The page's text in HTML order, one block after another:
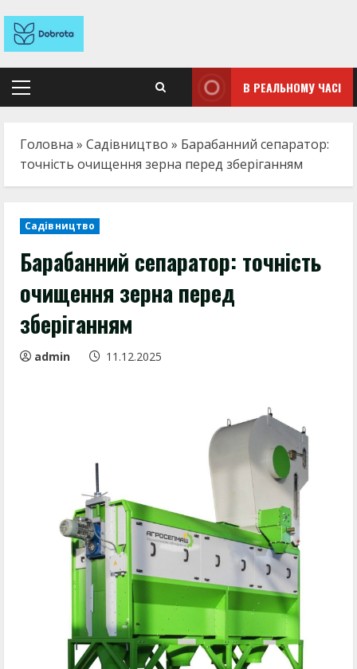
содержимому
Основное
В РЕАЛЬНОМУ ЧАСІ
Головна » Садівництво » Барабанний сепаратор:
точність очищення зерна перед зберіганням
Садівництво
Барабанний сепаратор: точність
очищення зерна перед
зберіганням
admin 11.12.2025